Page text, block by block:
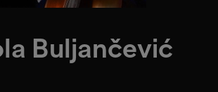
Buljančević